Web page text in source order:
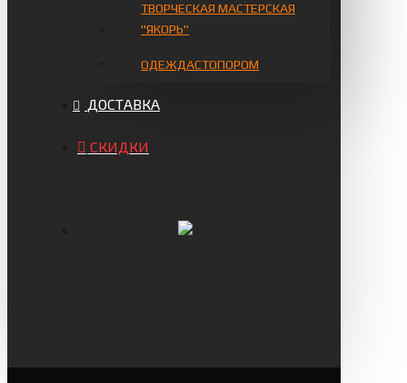
ТВОРЧЕСКАЯ МАСТЕРСКАЯ
"ЯКОРЬ"
ОДЕЖДАСТОПОРОМ
ДОСТАВКА
СКИДКИ